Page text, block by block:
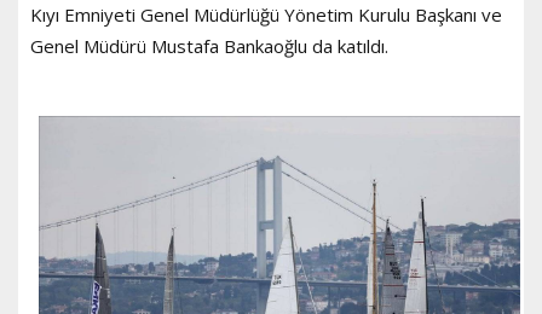
Kıyı Emniyeti Genel Müdürlüğü Yönetim Kurulu Başkanı ve
Genel Müdürü Mustafa Bankaoğlu da katıldı.